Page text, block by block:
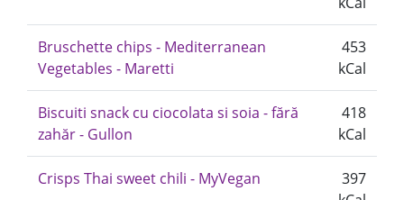
Bruschette chips - Mediterranean
Vegetables - Maretti
453
kCal
Biscuiti snack cu ciocolata si soia - fără
zahăr - Gullon
418
kCal
Crisps Thai sweet chili - MyVegan
397